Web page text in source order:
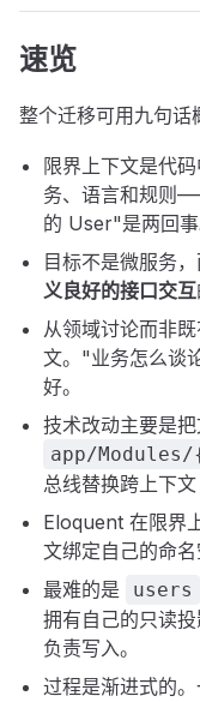
速览
整个迁移可用九句话
限界上下文是代
务、语言和规则
的 User"是两回事
目标不是微服务
义良好的接口交互
从领域讨论而非
文。"业务怎么谈
好。
技术改动主要是
app/
总线替换跨上下文
Eloquent 在限界
文绑定自己的命名
最难的是
users
拥有自己的只读
负责写入。
过程是渐进式的